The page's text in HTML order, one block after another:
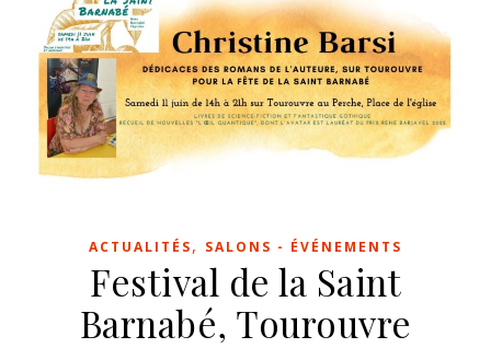
ACTUALITÉS, SALONS - ÉVÉNEMENTS
Festival de la Saint
Barnabé, Tourouvre